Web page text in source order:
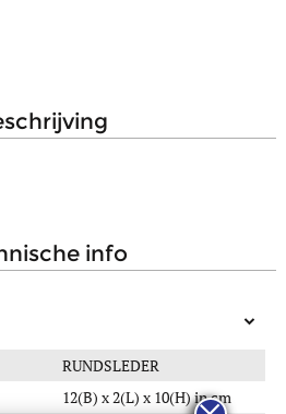
info
RUNDSLEDER
12(B) x 2(L) x 10(H) in cm